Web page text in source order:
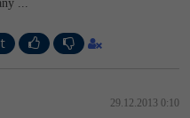
...
29.12.2013 0:10